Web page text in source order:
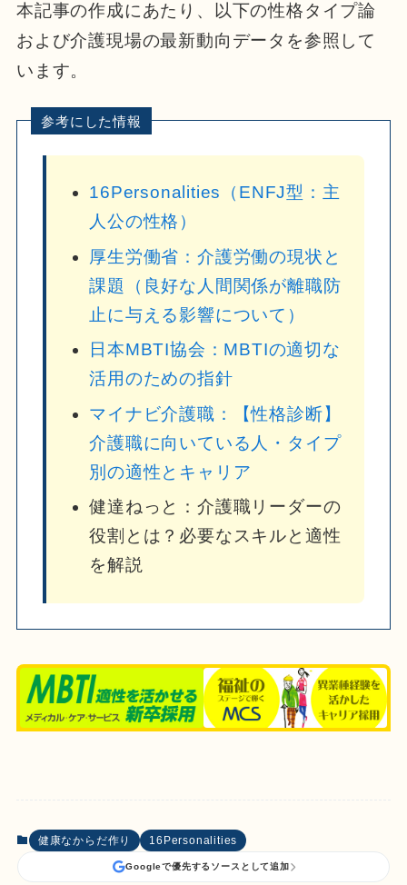
本記事の作成にあたり、以下の性格タイプ論
および介護現場の最新動向データを参照して
います。
16Personalities（ENFJ型：主
人公の性格）
厚生労働省：介護労働の現状と
課題（良好な人間関係が離職防
止に与える影響について）
日本MBTI協会：MBTIの適切な
活用のための指針
マイナビ介護職：【性格診断】
介護職に向いている人・タイプ
別の適性とキャリア
健達ねっと：介護職リーダーの
役割とは？必要なスキルと適性
を解説
健康なからだ作り 16Personalities
Googleで優先するソースとして追加